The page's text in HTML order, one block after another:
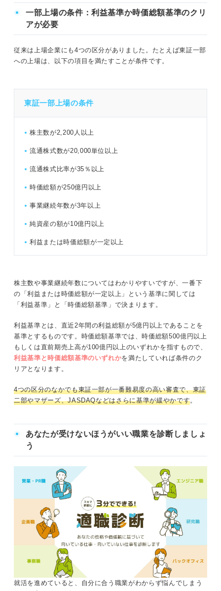
一部上場の条件：利益基準か時価総額基準のクリ
アが必要
従来は上場企業にも4つの区分がありました。たとえば東証一部
への上場は、以下の項目を満たすことが条件です。
東証一部上場の条件
株主数が2,200人以上
流通株式数が20,000単位以上
流通株式比率が35％以上
時価総額が250億円以上
事業継続年数が3年以上
純資産の額が10億円以上
利益または時価総額が一定以上
株主数や事業継続年数についてはわかりやすいですが、一番下
の「利益または時価総額が一定以上」という基準に関しては
「利益基準」と「時価総額基準」で決まります。
利益基準とは、直近2年間の利益総額が5億円以上であることを
基準とするものです。時価総額基準では、時価総額500億円以上
もしくは直前期売上高が100億円以上のいずれかを指すもので、
利益基準と時価総額基準のいずれかを満たしていれば条件のク
リアとなります。
4つの区分のなかでも東証一部が一番難易度の高い審査で、東証
二部やマザーズ、JASDAQなどはさらに基準が緩やかです。
あなたが受けないほうがいい職業を診断しましょ
う
就活を進めていると、自分に合う職業がわからず悩んでしまう